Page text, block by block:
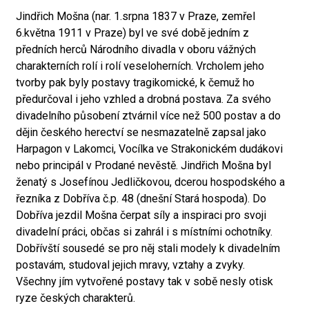
Jindřich Mošna (nar. 1.srpna 1837 v Praze, zemřel
6.května 1911 v Praze) byl ve své době jedním z
předních herců Národního divadla v oboru vážných
charakterních rolí i rolí veseloherních. Vrcholem jeho
tvorby pak byly postavy tragikomické, k čemuž ho
předurčoval i jeho vzhled a drobná postava. Za svého
divadelního působení ztvárnil více než 500 postav a do
dějin českého herectví se nesmazatelně zapsal jako
Harpagon v Lakomci, Vocílka ve Strakonickém dudákovi
nebo principál v Prodané nevěstě. Jindřich Mošna byl
ženatý s Josefínou Jedličkovou, dcerou hospodského a
řezníka z Dobříva č.p. 48 (dnešní Stará hospoda). Do
Dobříva jezdil Mošna čerpat síly a inspiraci pro svoji
divadelní práci, občas si zahrál i s místními ochotníky.
Dobřívští sousedé se pro něj stali modely k divadelním
postavám, studoval jejich mravy, vztahy a zvyky.
Všechny jím vytvořené postavy tak v sobě nesly otisk
ryze českých charakterů.